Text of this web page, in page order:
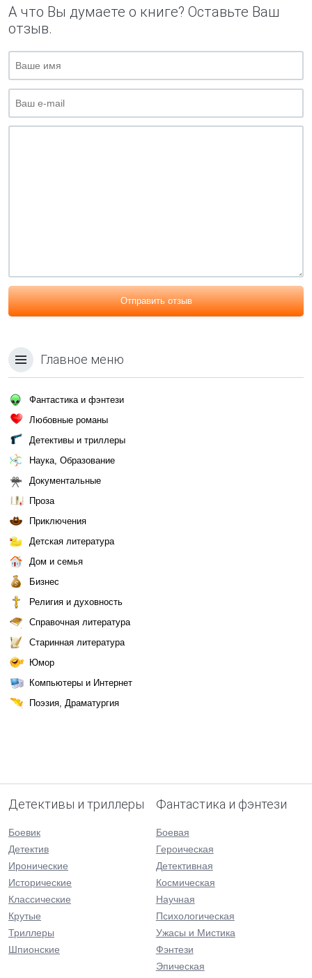
А что Вы думаете о книге? Оставьте Ваш
отзыв.
Отправить отзыв
Главное меню
Фантастика и фэнтези
Любовные романы
Детективы и триллеры
Наука, Образование
Документальные
Проза
Приключения
Детская литература
Дом и семья
Бизнес
Религия и духовность
Справочная литература
Старинная литература
Юмор
Компьютеры и Интернет
Поэзия, Драматургия
Детективы и триллеры
Боевик
Детектив
Иронические
Исторические
Классические
Крутые
Триллеры
Шпионские
Фантастика и фэнтези
Боевая
Героическая
Детективная
Космическая
Научная
Психологическая
Ужасы и Мистика
Фэнтези
Эпическая